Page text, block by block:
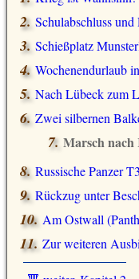
Schulabschluss
Schießplatz
Wochenendurlaub
Nach Lübeck zum
Zwei silbernen
Marsch nach
Russische Panzer
Rückzug unter
Am Ostwall
Zur weiteren